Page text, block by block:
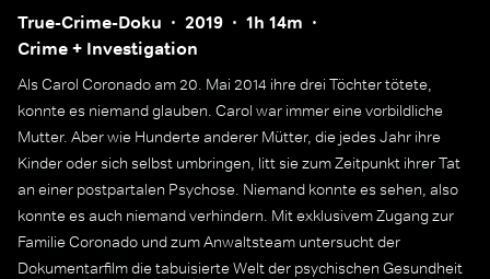
True-Crime-Doku 2019
1h 14m
Crime + Investigation
Als Carol Coronado am 20. Mai 2014 ihre drei Töchter tötete,
konnte es niemand glauben. Carol war immer eine vorbildliche
Mutter. Aber wie Hunderte anderer Mütter, die jedes Jahr ihre
Kinder oder sich selbst umbringen, litt sie zum Zeitpunkt ihrer Tat
an einer postpartalen Psychose. Niemand konnte es sehen, also
konnte es auch niemand verhindern. Mit exklusivem Zugang zur
Familie Coronado und zum Anwaltsteam untersucht der
Dokumentarfilm die tabuisierte Welt der psychischen Gesundheit